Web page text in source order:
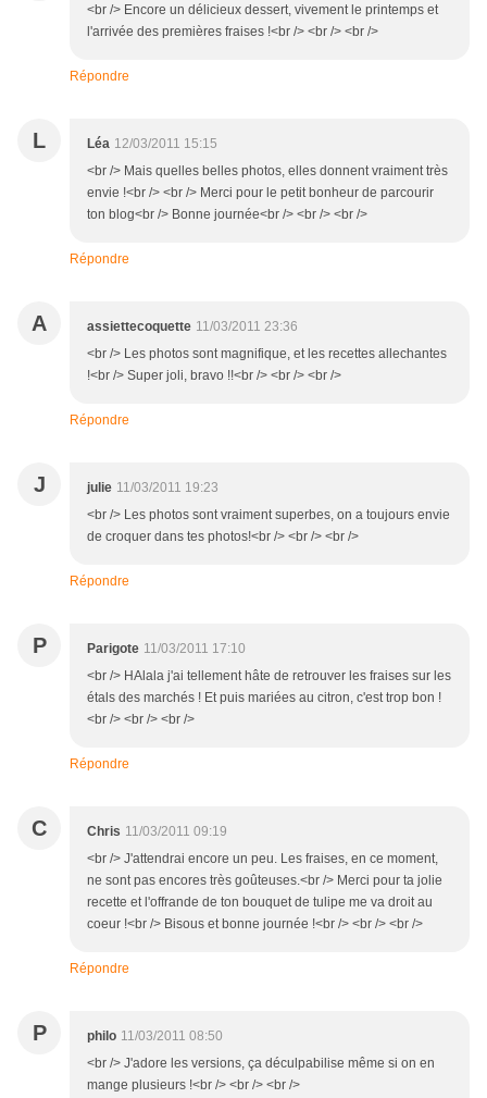
<br /> Encore un délicieux dessert, vivement le printemps et
l'arrivée des premières fraises !<br /> <br /> <br />
Répondre
L Léa 12/03/2011 15:15
<br /> Mais quelles belles photos, elles donnent vraiment très
envie !<br /> <br /> Merci pour le petit bonheur de parcourir
ton blog<br /> Bonne journée<br /> <br /> <br />
Répondre
A assiettecoquette 11/03/2011 23:36
<br /> Les photos sont magnifique, et les recettes allechantes
!<br /> Super joli, bravo !!<br /> <br /> <br />
Répondre
J julie 11/03/2011 19:23
<br /> Les photos sont vraiment superbes, on a toujours envie
de croquer dans tes photos!<br /> <br /> <br />
Répondre
P Parigote 11/03/2011 17:10
<br /> HAlala j'ai tellement hâte de retrouver les fraises sur les
étals des marchés ! Et puis mariées au citron, c'est trop bon !
<br /> <br /> <br />
Répondre
C Chris 11/03/2011 09:19
<br /> J'attendrai encore un peu. Les fraises, en ce moment,
ne sont pas encores très goûteuses.<br /> Merci pour ta jolie
recette et l'offrande de ton bouquet de tulipe me va droit au
coeur !<br /> Bisous et bonne journée !<br /> <br /> <br />
Répondre
P philo 11/03/2011 08:50
<br /> J'adore les versions, ça déculpabilise même si on en
mange plusieurs !<br /> <br /> <br />